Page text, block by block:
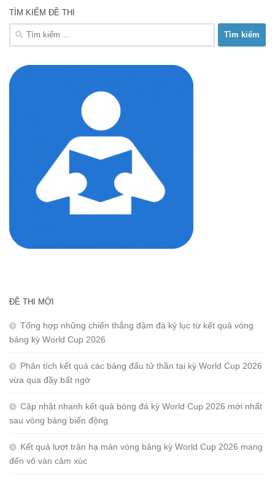
TÌM KIẾM ĐỀ THI
Tìm
ĐỀ THI MỚI
Tổng hợp những chiến thắng đậm đà kỷ lục từ kết quả vòng
bảng kỳ World Cup 2026
Phân tích kết quả các bảng đấu tử thần tại kỳ World Cup 2026
vừa qua đầy bất ngờ
Cập nhật nhanh kết quả bóng đá kỳ World Cup 2026 mới nhất
sau vòng bảng biến động
Kết quả lượt trận hạ màn vòng bảng kỳ World Cup 2026 mang
đến vô vàn cảm xúc